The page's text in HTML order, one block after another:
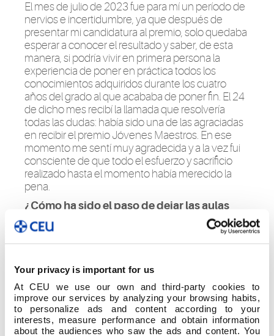
Your privacy is important for us
At CEU we use our own and third-party cookies to
improve our services by analyzing your browsing habits,
to personalize ads and content according to your
interests, measure performance and obtain information
about the audiences who saw the ads and content. You
El mes de julio de 2023 fue para mí un período de
nervios e incertidumbre, ya que después de
presentar mi candidatura al premio, solo quedaba
esperar a conocer el resultado y saber, de esta
manera, si podría vivir en primera persona la
experiencia de poner en práctica todos los
conocimientos adquiridos durante los cuatro
años del grado al que acababa de poner fin. El 24
de dicho mes recibí la llamada que resolvería
todas las dudas: había sido una de las agraciadas
en recibir el premio Jóvenes Maestros. En ese
momento me sentí muy agradecida y a la vez fui
consciente de que todo el esfuerzo y sacrificio
realizado hasta el momento había merecido la
pena.
¿Cómo ha sido el paso de dejar las aulas
como alumna a estar en un aula como
maestra sin casi transición?
considerable, ya que verme del otro lado de los
pupitres me hizo pensar en que ese momento
que había soñado año tras año se había hecho
realidad. Con el paso de los días fui asimilando la
situación y dándome cuenta al mismo tiempo
que la visión desde ambas perspectivas (alumna-